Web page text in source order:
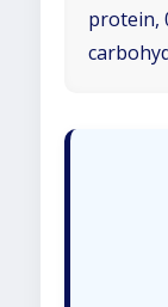
protein,